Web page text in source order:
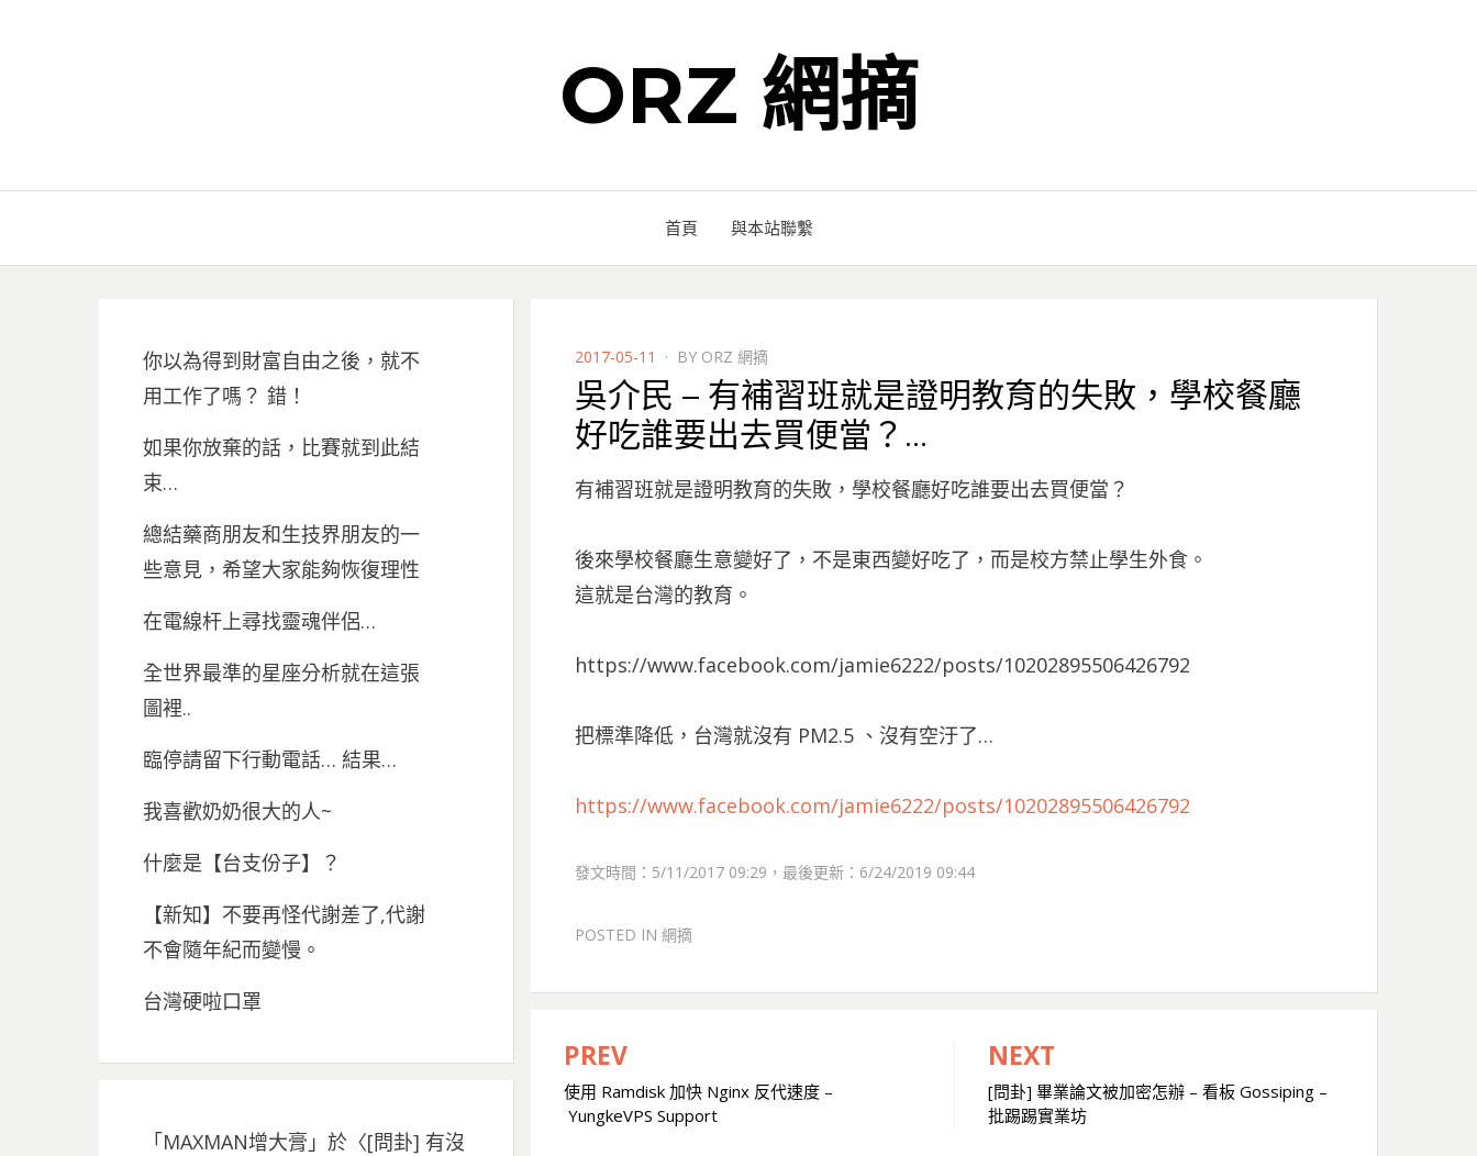
ORZ 網摘
首頁 與本站聯繫
POSTED
ON
2017-05-11 BY ORZ 網摘
吳介民 – 有補習班就是證明教育的失敗，學校餐廳
好吃誰要出去買便當？…
有補習班就是證明教育的失敗，學校餐廳好吃誰要出去買便當？
後來學校餐廳生意變好了，不是東西變好吃了，而是校方禁止學生外食。
這就是台灣的教育。
https://www.facebook.com/jamie6222/posts/10202895506426792
把標準降低，台灣就沒有 PM2.5 、沒有空汙了…
https://www.facebook.com/jamie6222/posts/10202895506426792
發文時間：5/11/2017 09:29，最後更新：6/24/2019 09:44
POSTED IN 網摘
文
章
PREV
使用 Ramdisk 加快 Nginx 反代速度 –
YungkeVPS Support
NEXT
[問卦] 畢業論文被加密怎辦 – 看板 Gossiping –
批踢踢實業坊
你以為得到財富自由之後，就不
用工作了嗎？ 錯！
如果你放棄的話，比賽就到此結
束…
總結藥商朋友和生技界朋友的一
些意見，希望大家能夠恢復理性
在電線杆上尋找靈魂伴侶…
全世界最準的星座分析就在這張
圖裡..
臨停請留下行動電話… 結果…
我喜歡奶奶很大的人~
什麼是【台支份子】？
【新知】不要再怪代謝差了,代謝
不會隨年紀而變慢。
台灣硬啦口罩
「MAXMAN增大膏 」於〈[問卦] 有沒